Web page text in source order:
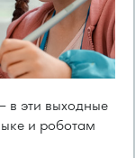
эти выходные
и роботам